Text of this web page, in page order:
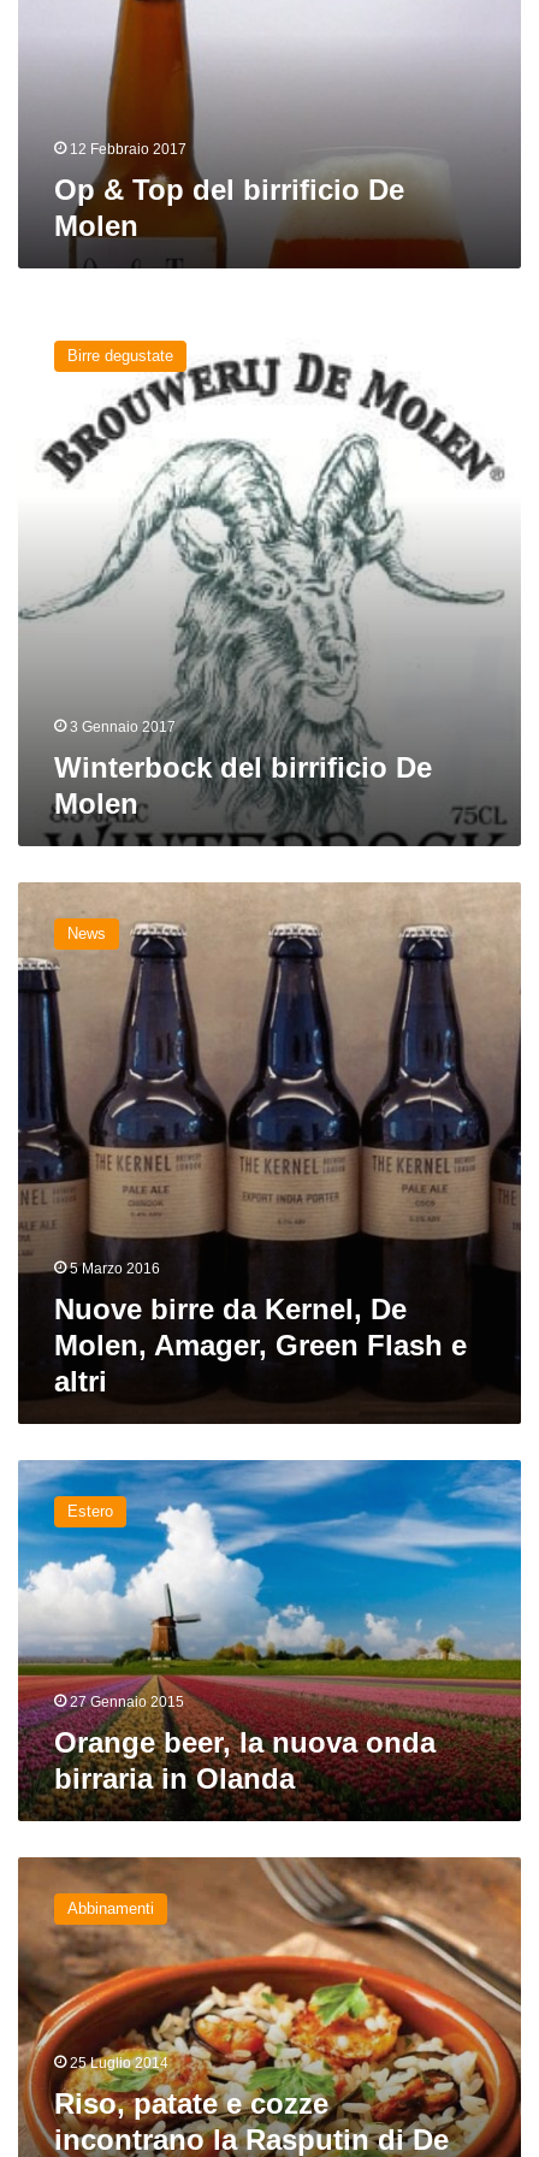
12 Febbraio 2017
Op & Top del birrificio De
Molen
birrificio
Birre degustate
3 Gennaio 2017
Winterbock del birrificio De
Molen
da
Kernel,
De
Molen,
Amager,
Green
altri
News
5 Marzo 2016
Nuove birre da Kernel, De
Molen, Amager, Green Flash e
altri
Orange
beer,
la
nuova
onda
birraria
Olanda
Estero
27 Gennaio 2015
Orange beer, la nuova onda
birraria in Olanda
Riso,
patate
cozze
incontrano
la
Rasputin
di
De
Molen
Abbinamenti
25 Luglio 2014
Riso, patate e cozze
incontrano la Rasputin di De